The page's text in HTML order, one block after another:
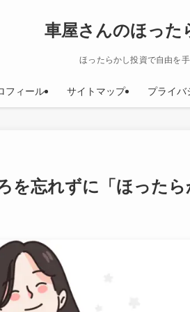
車屋さんのほった
ほったらかし投資で自由を
フィール サイトマップ プライバ
忘れずに「ほったら